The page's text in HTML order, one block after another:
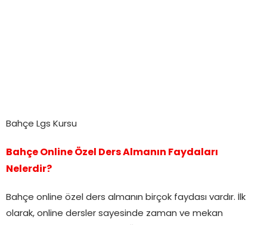
Bahçe Lgs Kursu
Bahçe Online Özel Ders Almanın Faydaları
Nelerdir?
Bahçe online özel ders almanın birçok faydası vardır. İlk
olarak, online dersler sayesinde zaman ve mekan